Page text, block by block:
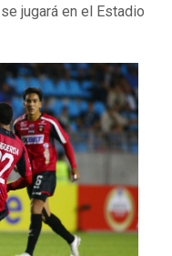
jugará en el Estadio